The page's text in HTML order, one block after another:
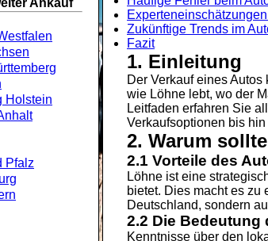
Ankauf
Holstein
Pfalz
Zukünftige Trends im
Fazit
1. Einleitung
Der Verkauf eines
wie Löhne lebt, wo der
Leitfaden erfahren Sie
Verkaufsoptionen bis
2. Warum
2.1 Vorteile des
Löhne ist eine
bietet. Dies macht es zu
Deutschland, sondern
2.2 Die
Kenntnisse über den